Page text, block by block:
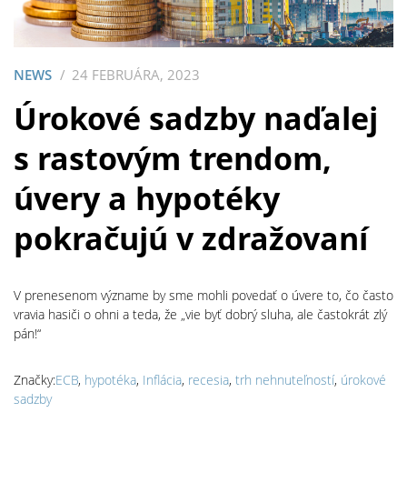
NEWS 24 FEBRUÁRA, 2023
Úrokové sadzby naďalej
s rastovým trendom,
úvery a hypotéky
pokračujú v zdražovaní
V prenesenom význame by sme mohli povedať o úvere to, čo často
vravia hasiči o ohni a teda, že „vie byť dobrý sluha, ale častokrát zlý
pán!“
Značky:ECB, hypotéka, Inflácia, recesia, trh nehnuteľností, úrokové
sadzby